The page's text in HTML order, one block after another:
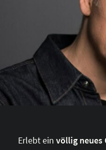
Erlebt ein völlig neues